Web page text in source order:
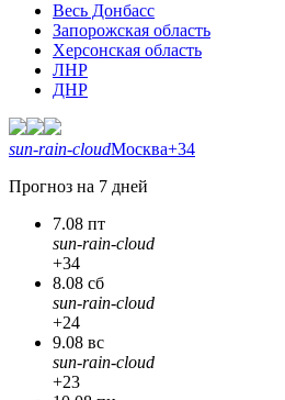
Весь Донбасс
Запорожская область
Херсонская область
ЛНР
ДНР
sun-rain-cloudМосква+34
Прогноз на 7 дней
7.08 пт
sun-rain-cloud
+34
8.08 сб
sun-rain-cloud
+24
9.08 вс
sun-rain-cloud
+23